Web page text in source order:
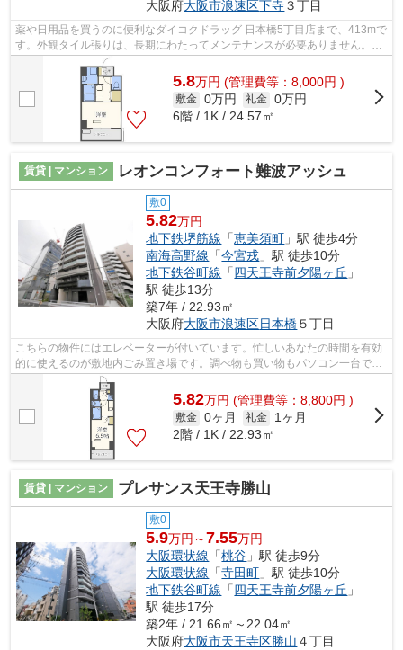
大阪府大阪市浪速区下寺３丁目
薬や日用品を買うのに便利なダイコクドラッグ 日本橋5丁目店まで、413mで
す。外観タイル張りは、長期にわたってメンテナンスが必要ありません。入
居の当日からインターネットが使えま...
5.8万円 (管理費等：8,000円 )
敷金 0万円 礼金 0万円
6階 / 1K / 24.57㎡
賃貸 | マンション レオンコンフォート難波アッシュ
敷0
5.82万円
地下鉄堺筋線 「恵美須町 」駅 徒歩4分
南海高野線 「今宮戎 」駅 徒歩10分
地下鉄谷町線 「四天王寺前夕陽ヶ丘 」
駅 徒歩13分
築7年 / 22.93㎡
大阪府大阪市浪速区日本橋５丁目
こちらの物件にはエレベーターが付いています。忙しいあなたの時間を有効
的に使えるのが敷地内ごみ置き場です。調べ物も買い物もパソコン一台で。
インターネット有り物件で試してみて...
5.82万円 (管理費等：8,800円 )
敷金 0ヶ月 礼金
1ヶ月
2階 / 1K / 22.93㎡
賃貸 | マンション プレサンス天王寺勝山
敷0
5.9万円～7.55万円
大阪環状線 「桃谷 」駅 徒歩9分
大阪環状線 「寺田町 」駅 徒歩10分
地下鉄谷町線 「四天王寺前夕陽ヶ丘 」
駅 徒歩17分
築2年 / 21.66㎡～22.04㎡
大阪府大阪市天王寺区勝山 ４丁目